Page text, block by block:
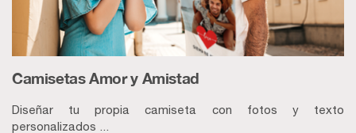
Camisetas Amor y Amistad
Diseñar tu propia camiseta con fotos y texto
personalizados ...